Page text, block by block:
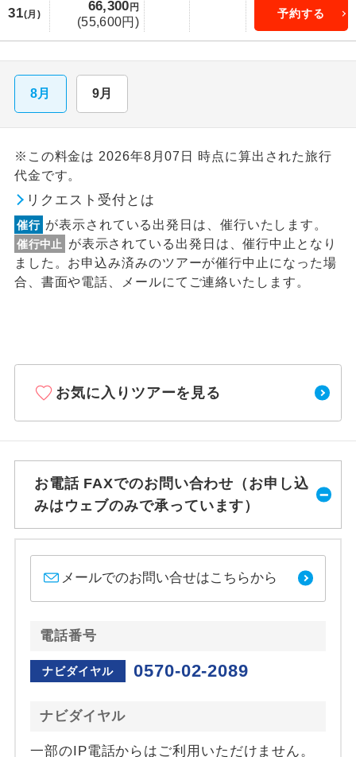
31(月)
66,300円
(55,600円)
予約する
8月 9月
※この料金は 2026年8月07日 時点に算出された旅行
代金です。
リクエスト受付とは
催行 が表示されている出発日は、催行いたします。
催行中止
が表示されている出発日は、催行中止となり
ました。お申込み済みのツアーが催行中止になった場
合、書面や電話、メールにてご連絡いたします。
お気に入りツアーを見る
お電話 FAXでのお問い合わせ（お申し込
みはウェブのみで承っています）
メールでのお問い合せはこちらから
電話番号
ナビダイヤル 0570-02-2089
ナビダイヤル
一部のIP電話からはご利用いただけません。